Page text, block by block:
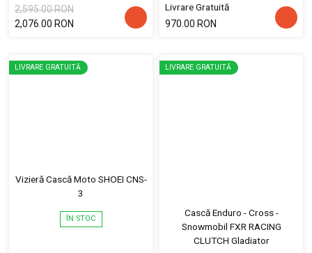
2,595.00 RON
2,076.00 RON
Livrare Gratuită
970.00 RON
LIVRARE GRATUITĂ
Vizieră Cască Moto SHOEI CNS-
3
ÎN STOC
LIVRARE GRATUITĂ
Cască Enduro - Cross -
Snowmobil FXR RACING
CLUTCH Gladiator